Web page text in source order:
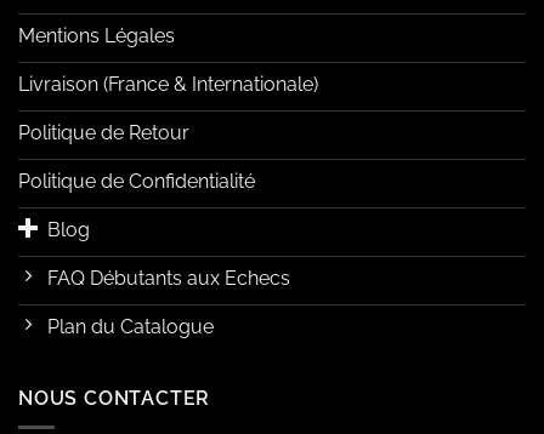
Mentions Légales
Livraison (France & Internationale)
Politique de Retour
Politique de Confidentialité
Blog
FAQ Débutants aux Echecs
Plan du Catalogue
NOUS CONTACTER